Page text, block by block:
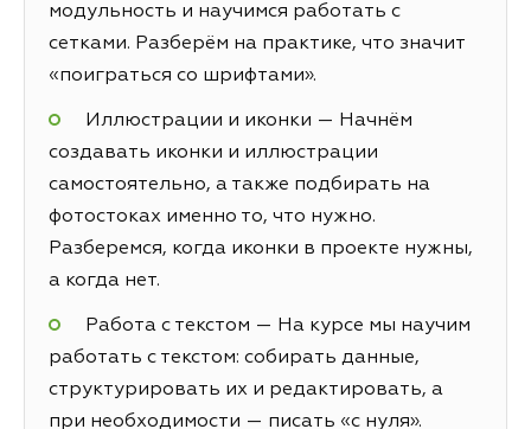
модульность и научимся работать с
сетками. Разберём на практике, что значит
«поиграться со шрифтами».
Иллюстрации и иконки — Начнём
создавать иконки и иллюстрации
самостоятельно, а также подбирать на
фотостоках именно то, что нужно.
Разберемся, когда иконки в проекте нужны,
а когда нет.
Работа с текстом — На курсе мы научим
работать с текстом: собирать данные,
структурировать их и редактировать, а
при необходимости — писать «с нуля».